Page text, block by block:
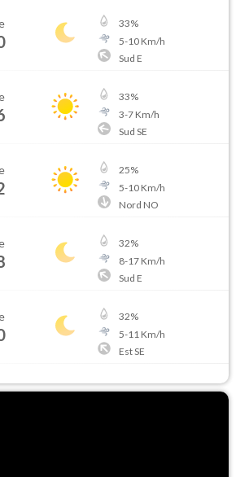
33%
5-10Km/h
Sud E
33%
3-7Km/h
Sud SE
25%
5-10Km/h
Nord NO
32%
8-17Km/h
Sud E
32%
5-11 Km/h
Est SE